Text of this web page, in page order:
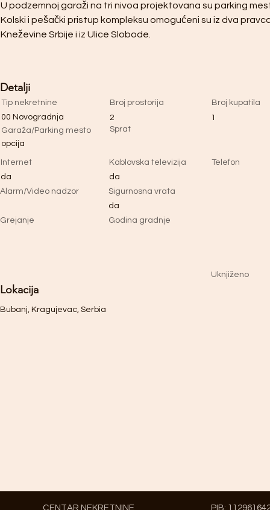
U podzemnoj garaži na tri nivoa projektovana su parking
Kolski i pešački pristup kompleksu omogućeni su iz dva
Kneževine Srbije i iz Ulice Slobode.
Detalji
Tip nekretnine
00 Novogradnja
Garaža/Parking mesto
opcija
Internet
da
Alarm/Video nadzor
Grejanje
Broj prostorija
2
Sprat
Broj kupatila
1
Kablovska televizija
da
Telefon
Sigurnosna vrata
da
Godina gradnje
Uknjiženo
Lokacija
Bubanj, Kragujevac, Serbia
CENTAR NEKRETNINE PIB: